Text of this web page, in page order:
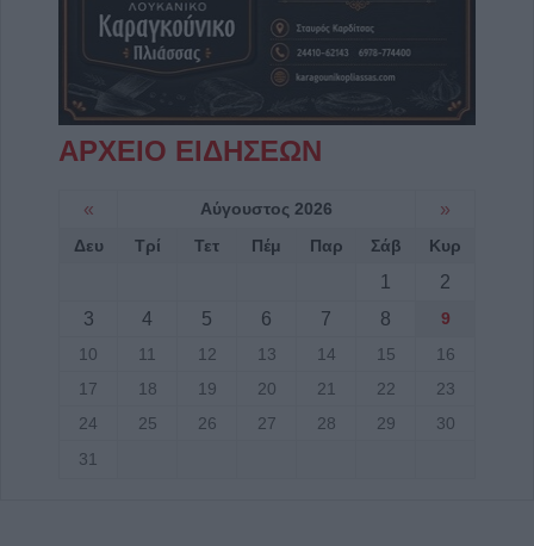
ΑΡΧΕΙΟ ΕΙΔΗΣΕΩΝ
« Αύγουστος 2026 »
Δευ Τρί Τετ Πέμ Παρ Σάβ Κυρ
1
2
3
4 5 6 7 8
9
10
11 12 13 14 15
16
17
18 19 20 21 22
23
24
25 26 27 28 29
30
31